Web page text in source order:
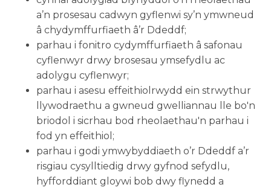
a’n prosesau cadwyn gyflenwi sy’n ymwneud
â chydymffurfiaeth â’r Ddeddf;
parhau i fonitro cydymffurfiaeth â safonau
cyflenwyr drwy brosesau ymsefydlu ac
adolygu cyflenwyr;
parhau i asesu effeithiolrwydd ein strwythur
llywodraethu a gwneud gwelliannau lle bo'n
briodol i sicrhau bod rheolaethau'n parhau i
fod yn effeithiol;
parhau i godi ymwybyddiaeth o’r Ddeddf a’r
risgiau cysylltiedig drwy gyfnod sefydlu,
hyfforddiant gloywi bob dwy flynedd a